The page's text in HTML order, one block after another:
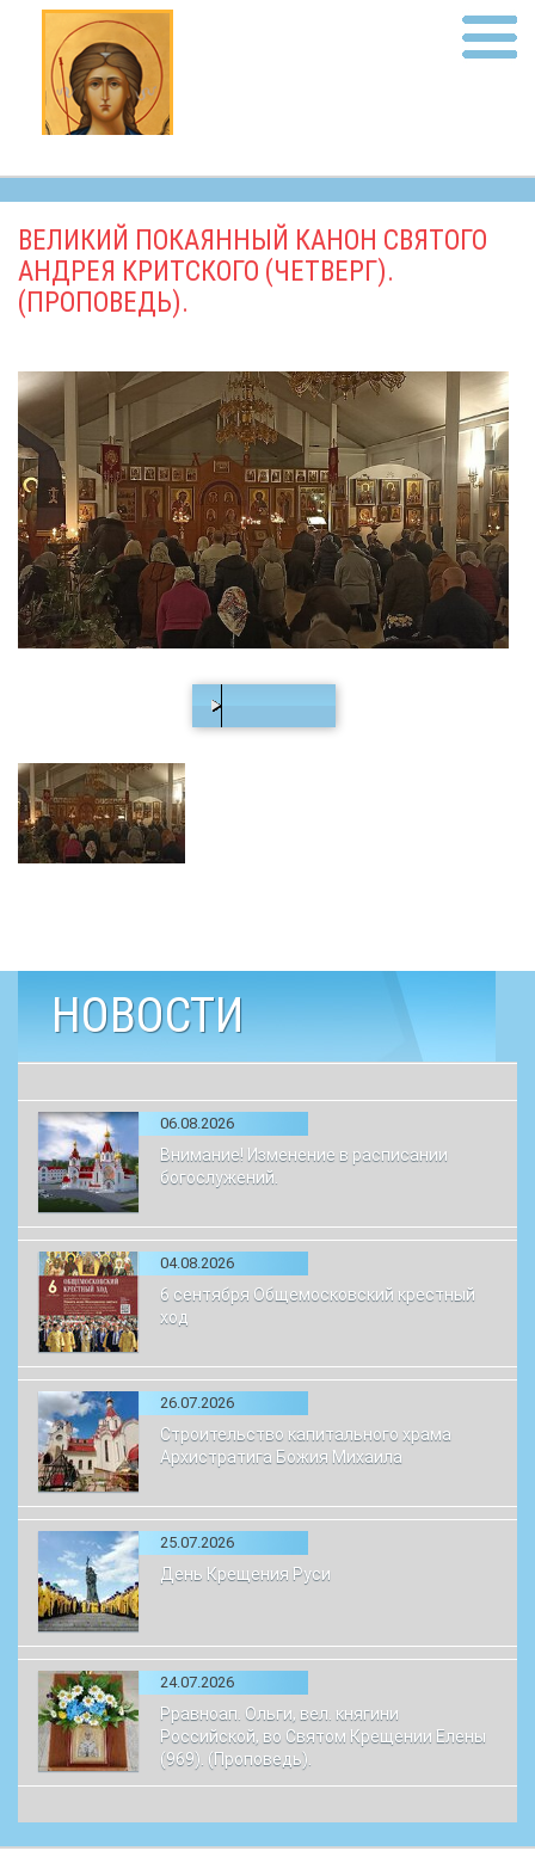
ВЕЛИКИЙ ПОКАЯННЫЙ КАНОН СВЯТОГО
АНДРЕЯ КРИТСКОГО (ЧЕТВЕРГ).
(ПРОПОВЕДЬ).
НОВОСТИ
06.08.2026
Внимание! Изменение в расписании
богослужений.
04.08.2026
6 сентября Общемосковский крестный
ход
26.07.2026
Строительство капитального храма
Архистратига Божия Михаила
25.07.2026
День Крещения Руси
24.07.2026
Рравноап. Ольги, вел. княгини
Российской, во Святом Крещении Елены
(969). (Проповедь).